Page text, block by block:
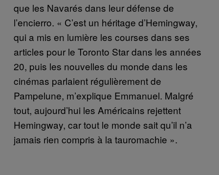
que les Navarés dans leur défense de
l’encierro. « C’est un héritage d’Hemingway,
qui a mis en lumière les courses dans ses
articles pour le Toronto Star dans les années
20, puis les nouvelles du monde dans les
cinémas parlaient régulièrement de
Pampelune, m’explique Emmanuel. Malgré
tout, aujourd’hui les Américains rejettent
Hemingway, car tout le monde sait qu’il n’a
jamais rien compris à la tauromachie ».